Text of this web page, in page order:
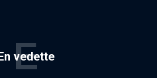
vedette
E